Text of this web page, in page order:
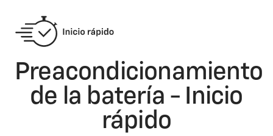
Preacondicionamiento
de la batería - Inicio
rápido